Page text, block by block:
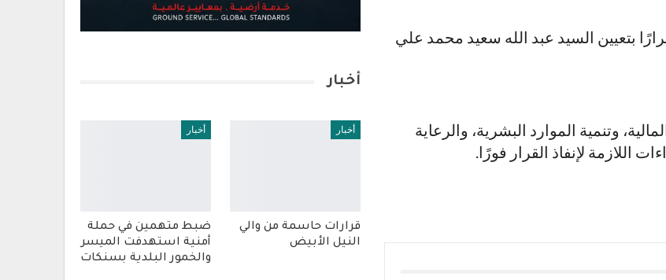
بتعيين السيد عبد الله سعيد محمد علي
وتنمية الموارد البشرية، والرعاية
اللازمة لإنفاذ القرار فورًا.
أخبار
أخبار
قرارات حاسمة من والي
النيل الأبيض
أخبار
ضبط متهمين في حملة
أمنية استهدفت الميسر
والخمور البلدية بسنكات